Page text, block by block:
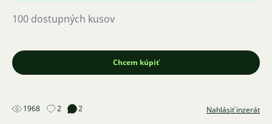
100 dostupných kusov
Chcem kúpiť
1968 2 2 Nahlásiť inzerát